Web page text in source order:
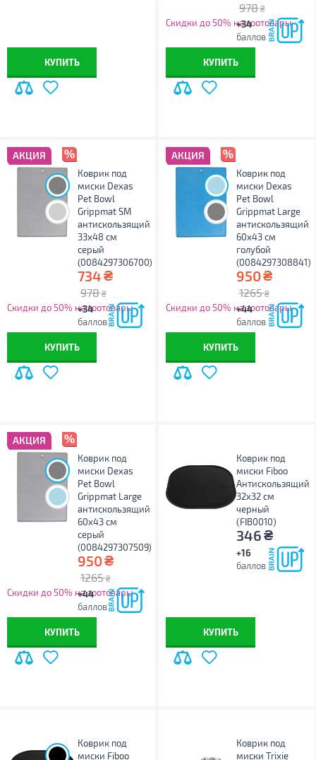
КУПИТЬ
978 ₴
+34
баллов
Скидки до 50% на зоотовары
КУПИТЬ
АКЦИЯ
Коврик под
миски Dexas
Pet Bowl
Grippmat SM
антискользящий
33х48 см
серый
(0084297306700)
734₴
978 ₴
+34
баллов
Скидки до 50% на зоотовары
КУПИТЬ
АКЦИЯ
Коврик под
миски Dexas
Pet Bowl
Grippmat Large
антискользящий
60х43 см
голубой
(0084297308841)
950₴
1265 ₴
+44
баллов
Скидки до 50% на зоотовары
КУПИТЬ
АКЦИЯ
Коврик под
миски Dexas
Pet Bowl
Grippmat Large
антискользящий
60х43 см
серый
(0084297307509)
950₴
1265 ₴
+44
баллов
Скидки до 50% на зоотовары
КУПИТЬ
Коврик под
миски Fiboo
Антискользящий
32х32 см
черный
(FIB0010)
346₴
+16
баллов
КУПИТЬ
Коврик под
миски Fiboo
Коврик под
миски Trixie